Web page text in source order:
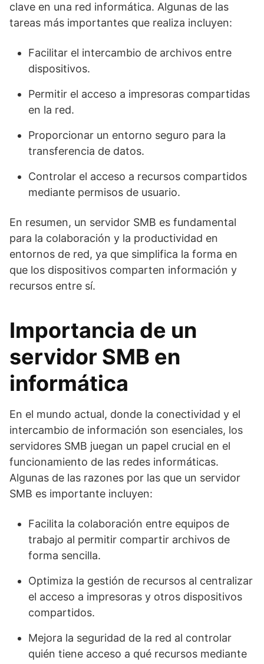
clave en una red informática. Algunas de las
tareas más importantes que realiza incluyen:
Facilitar el intercambio de archivos entre
dispositivos.
Permitir el acceso a impresoras compartidas
en la red.
Proporcionar un entorno seguro para la
transferencia de datos.
Controlar el acceso a recursos compartidos
mediante permisos de usuario.
En resumen, un servidor SMB es fundamental
para la colaboración y la productividad en
entornos de red, ya que simplifica la forma en
que los dispositivos comparten información y
recursos entre sí.
Importancia de un
servidor SMB en
informática
En el mundo actual, donde la conectividad y el
intercambio de información son esenciales, los
servidores SMB juegan un papel crucial en el
funcionamiento de las redes informáticas.
Algunas de las razones por las que un servidor
SMB es importante incluyen:
Facilita la colaboración entre equipos de
trabajo al permitir compartir archivos de
forma sencilla.
Optimiza la gestión de recursos al centralizar
el acceso a impresoras y otros dispositivos
compartidos.
Mejora la seguridad de la red al controlar
quién tiene acceso a qué recursos mediante